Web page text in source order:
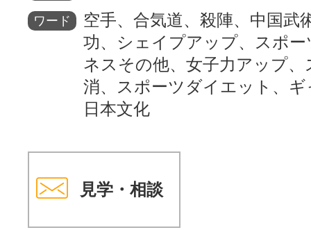
ワード
空手、合気道、殺陣、中国武
功、シェイプアップ、スポ
ネスその他、女子力アップ、
消、スポーツダイエット、
日本文化
見学・相談